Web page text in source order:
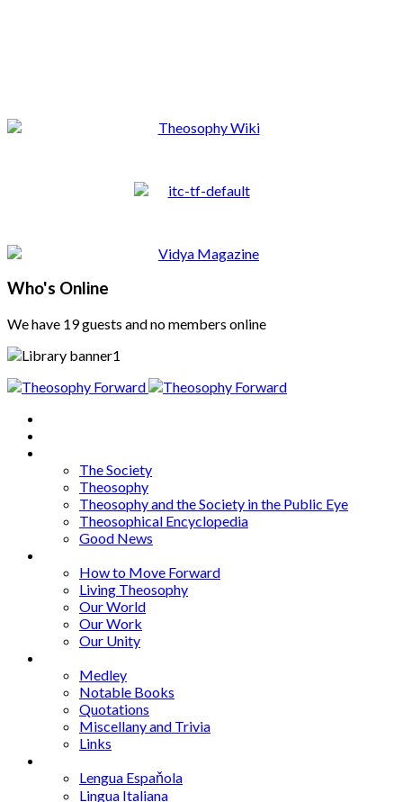
Who's Online
We have 19 guests and no members online
The Society
Theosophy
Theosophy and the Society in the Public Eye
Theosophical Encyclopedia
Good News
How to Move Forward
Living Theosophy
Our World
Our Work
Our Unity
Medley
Notable Books
Quotations
Miscellany and Trivia
Links
Lengua Espaňola
Lingua Italiana